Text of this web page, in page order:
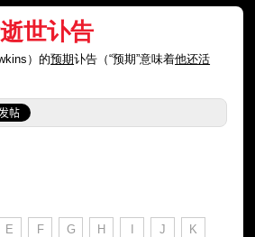
世讣告
）的预期讣告（“预期”意味着他还活
E F G H I J K